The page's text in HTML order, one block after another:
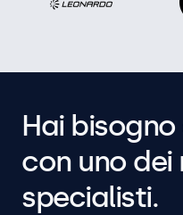
Hai
con uno dei
specialisti.